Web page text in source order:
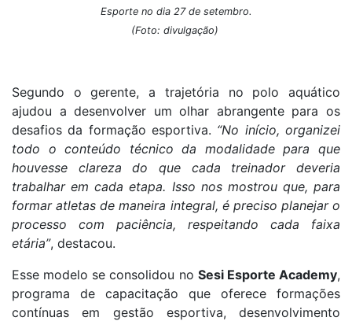
Esporte no dia 27 de setembro.
(Foto: divulgação)
Segundo o gerente, a trajetória no polo aquático
ajudou a desenvolver um olhar abrangente para os
desafios da formação esportiva. “No início, organizei
todo o conteúdo técnico da modalidade para que
houvesse clareza do que cada treinador deveria
trabalhar em cada etapa. Isso nos mostrou que, para
formar atletas de maneira integral, é preciso planejar o
processo com paciência, respeitando cada faixa
etária”, destacou.
Esse modelo se consolidou no Sesi Esporte Academy,
programa de capacitação que oferece formações
contínuas em gestão esportiva, desenvolvimento